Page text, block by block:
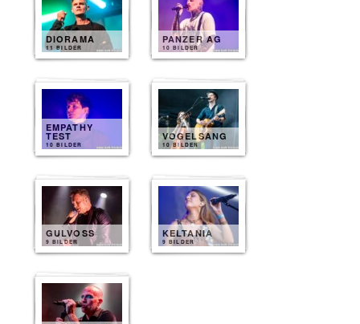
DIORAMA
11 BILDER
PANZER AG
10 BILDER
EMPATHY
TEST
10 BILDER
VOGELSANG
10 BILDER
GULVOSS
9 BILDER
KELTANIA
9 BILDER